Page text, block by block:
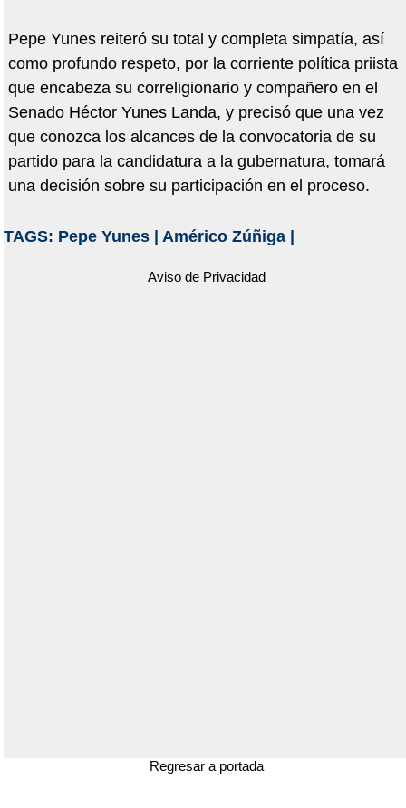
Pepe Yunes reiteró su total y completa simpatía, así
como profundo respeto, por la corriente política priista
que encabeza su correligionario y compañero en el
Senado Héctor Yunes Landa, y precisó que una vez
que conozca los alcances de la convocatoria de su
partido para la candidatura a la gubernatura, tomará
una decisión sobre su participación en el proceso.
TAGS: Pepe Yunes| Américo Zúñiga|
Aviso de Privacidad
Regresar a portada